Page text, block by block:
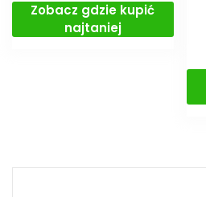
Zobacz gdzie kupić
najtaniej